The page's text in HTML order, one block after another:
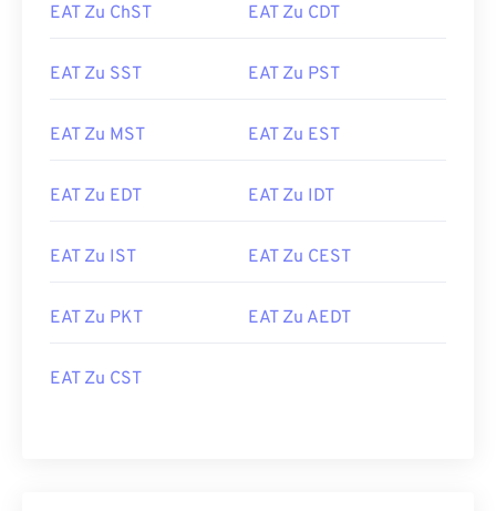
EAT Zu ChST EAT Zu CDT
EAT Zu SST EAT Zu PST
EAT Zu MST EAT Zu EST
EAT Zu EDT EAT Zu IDT
EAT Zu IST EAT Zu CEST
EAT Zu PKT EAT Zu AEDT
EAT Zu CST